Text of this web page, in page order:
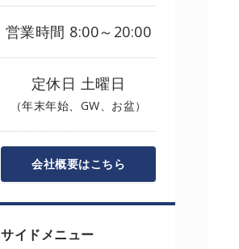
営業時間 8:00～20:00
定休日 土曜日
（年末年始、GW、お盆）
会社概要はこちら
サイドメニュー